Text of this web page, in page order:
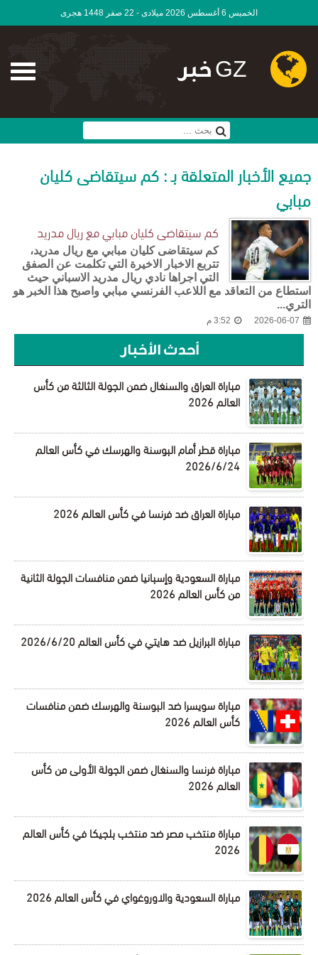
الخميس 6 أغسطس 2026 ميلادى - 22 صفر 1448 هجرى
GZ خبر
جميع الأخبار المتعلقة بـ : كم سيتقاضى كليان
مبابي
كم سيتقاضى كليان مبابي مع ريال مدريد
كم سيتقاضى كليان مبابي مع ريال مدريد،
تتربع الاخبار الاخيرة التي تكلمت عن الصفق
التي اجراها نادي ريال مدريد الاسباني حيث
استطاع من التعاقد مع اللاعب الفرنسي مبابي واصبح هذا الخبر هو
التري...
2026-06-07 3:52 م
أحدث الأخبار
مباراة العراق والسنغال ضمن الجولة الثالثة من كأس
العالم 2026
مباراة قطر أمام البوسنة والهرسك في كأس العالم
2026/6/24
مباراة العراق ضد فرنسا في كأس العالم 2026
مباراة السعودية وإسبانيا ضمن منافسات الجولة الثانية
من كأس العالم 2026
مباراة البرازيل ضد هايتي في كأس العالم 2026/6/20
مباراة سويسرا ضد البوسنة والهرسك ضمن منافسات
كأس العالم 2026
مباراة فرنسا والسنغال ضمن الجولة الأولى من كأس
العالم 2026
مباراة منتخب مصر ضد منتخب بلجيكا في كأس العالم
2026
مباراة السعودية والاوروغواي في كأس العالم 2026